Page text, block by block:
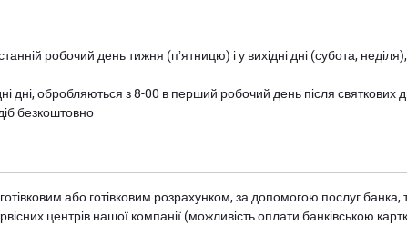
робочий день тижня (пʼятницю) і у вихідні дні (субота,
дні, обробляються з 8-00 в перший робочий день після святкових
безкоштовно
або готівковим розрахунком, за допомогою послуг
центрів нашої компанії (можливість оплати банківською